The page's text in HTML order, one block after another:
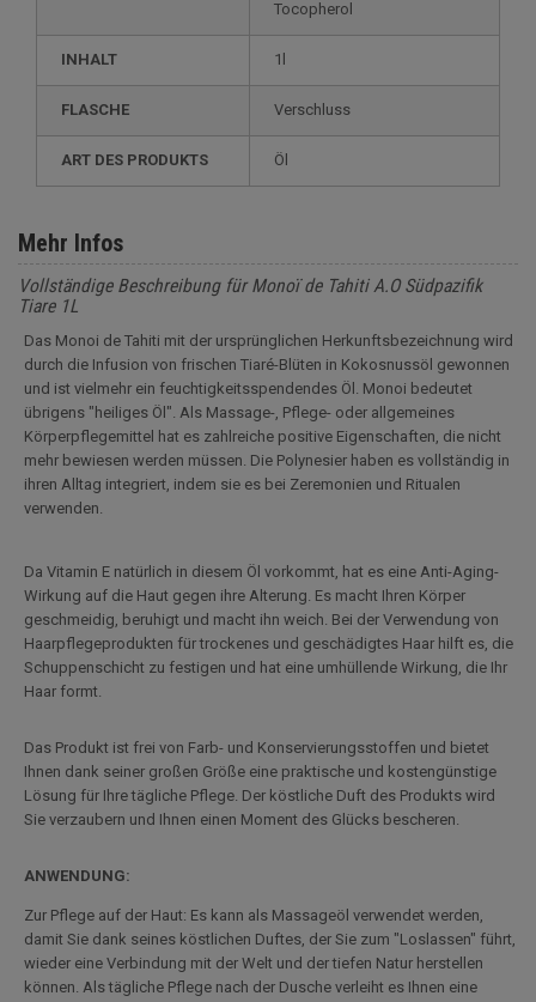
Tocopherol
INHALT 1l
FLASCHE Verschluss
ART DES PRODUKTS Öl
Mehr Infos
Vollständige Beschreibung für Monoï de Tahiti A.O Südpazifik
Tiare 1L
Das Monoi de Tahiti mit der ursprünglichen Herkunftsbezeichnung wird
durch die Infusion von frischen Tiaré-Blüten in Kokosnussöl gewonnen
und ist vielmehr ein feuchtigkeitsspendendes Öl. Monoi bedeutet
übrigens "heiliges Öl". Als Massage-, Pflege- oder allgemeines
Körperpflegemittel hat es zahlreiche positive Eigenschaften, die nicht
mehr bewiesen werden müssen. Die Polynesier haben es vollständig in
ihren Alltag integriert, indem sie es bei Zeremonien und Ritualen
verwenden.
Da Vitamin E natürlich in diesem Öl vorkommt, hat es eine Anti-Aging-
Wirkung auf die Haut gegen ihre Alterung. Es macht Ihren Körper
geschmeidig, beruhigt und macht ihn weich. Bei der Verwendung von
Haarpflegeprodukten für trockenes und geschädigtes Haar hilft es, die
Schuppenschicht zu festigen und hat eine umhüllende Wirkung, die Ihr
Haar formt.
Das Produkt ist frei von Farb- und Konservierungsstoffen und bietet
Ihnen dank seiner großen Größe eine praktische und kostengünstige
Lösung für Ihre tägliche Pflege. Der köstliche Duft des Produkts wird
Sie verzaubern und Ihnen einen Moment des Glücks bescheren.
ANWENDUNG:
Zur Pflege auf der Haut: Es kann als Massageöl verwendet werden,
damit Sie dank seines köstlichen Duftes, der Sie zum "Loslassen" führt,
wieder eine Verbindung mit der Welt und der tiefen Natur herstellen
können. Als tägliche Pflege nach der Dusche verleiht es Ihnen eine